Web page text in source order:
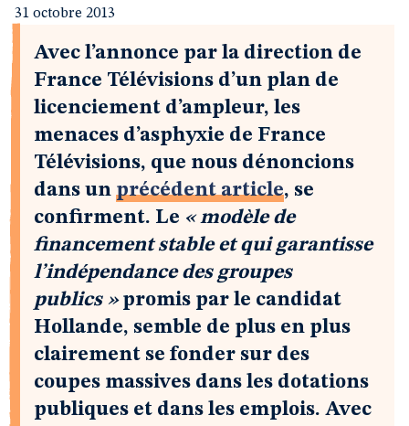
31 octobre 2013
Avec l’annonce par la direction de
France Télévisions d’un plan de
licenciement d’ampleur, les
menaces d’asphyxie de France
Télévisions, que nous dénoncions
dans un précédent article, se
confirment. Le « modèle de
financement stable et qui garantisse
l’indépendance des groupes
publics »promis par le candidat
Hollande, semble de plus en plus
clairement se fonder sur des
coupes massives dans les dotations
publiques et dans les emplois. Avec